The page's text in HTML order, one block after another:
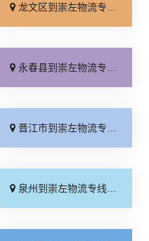
龙文区到崇左物流专线_收费标准「送货上门」
永春县到崇左物流专线_专线直达「送货上门」
晋江市到崇左物流专线_放心物流「按时送达」
泉州到崇左物流专线_专线查询「需要几天」